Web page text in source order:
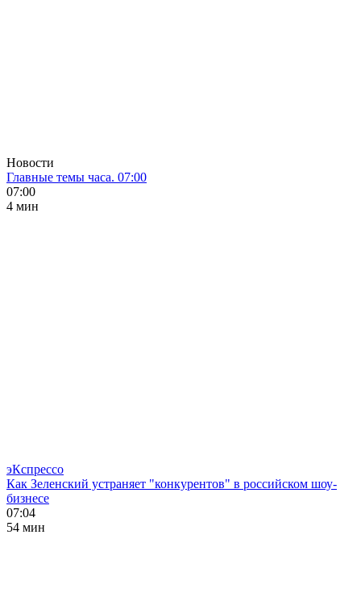
Новости
Главные темы часа. 07:00
07:00
4 мин
эКспрессо
Как Зеленский устраняет "конкурентов" в российском шоу-
бизнесе
07:04
54 мин